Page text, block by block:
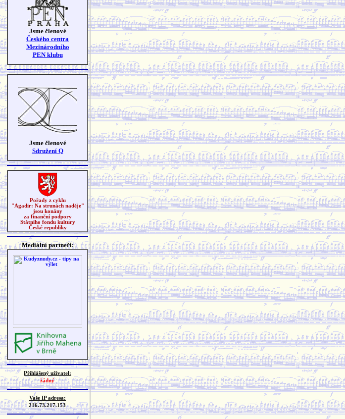
Jsme členové
Českého centra
Mezinárodního
PEN klubu
Jsme členové
Sdružení Q
Pořady z cyklu
"Agadir: Na strunách naděje"
jsou konány
za finanční podpory
Státního fondu kultury
České republiky
Mediální partneři:
Přihlášený uživatel:
žádný
Vaše IP adresa:
216.73.217.153